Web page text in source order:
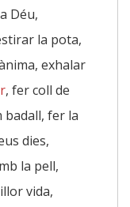
Déu,
la pota,
exhalar
, fer coll de
badall, fer la
dies,
la pell,
vida,